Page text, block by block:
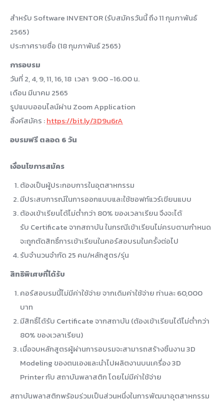
สำหรับ Software INVENTOR (รับสมัครวันนี้ ถึง 11 กุมภาพันธ์
2565)
ประกาศรายชื่อ (18 กุมภาพันธ์ 2565)
การอบรม
วันที่ 2, 4, 9, 11, 16, 18 เวลา 9.00 -16.00 น.
เดือน มีนาคม 2565
รูปแบบออนไลน์ผ่าน Zoom Application
ลิ้งค์สมัคร :https://bit.ly/3D9u6rA
อบรมฟรี ตลอด 6 วัน
เงื่อนไขการสมัคร
ต้องเป็นผู้ประกอบการในอุตสาหกรรม
มีประสบการณ์ในการออกแบบและใช้ซอฟท์แวร์เขียนแบบ
ต้องเข้าเรียนได้ไม่ต่ำกว่า 80% ของเวลาเรียน จึงจะได้
รับ Certificate จากสถาบัน ในกรณีเข้าเรียนไม่ครบตามกำหนด
จะถูกตัดสิทธิ์การเข้าเรียนในคอร์สอบรมในครั้งต่อไป
รับจำนวนจำกัด 25 คน/หลักสูตร/รุ่น
สิทธิพิเศษที่ได้รับ
คอร์สอบรมนี้ไม่มีค่าใช้จ่าย จากเดิมค่าใช้จ่าย ท่านละ 60,000
บาท
มีสิทธิ์ได้รับ Certificate จากสถาบัน (ต้องเข้าเรียนได้ไม่ต่ำกว่า
80% ของเวลาเรียน)
เมื่อจบหลักสูตรผู้ผ่านการอบรมจะสามารถสร้างชิ้นงาน 3D
Modeling ของตนเองและนำไปผลิตงานบนเครื่อง 3D
Printer กับ สถาบันพลาสติก โดยไม่มีค่าใช้จ่าย
สถาบันพลาสติกพร้อมร่วมเป็นส่วนหนึ่งในการพัฒนาอุตสาหกรรม